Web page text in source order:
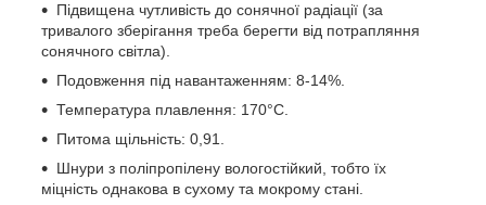
Підвищена чутливість до сонячної радіації (за
тривалого зберігання треба берегти від потрапляння
сонячного світла).
Подовження під навантаженням: 8-14%.
Температура плавлення: 170°С.
Питома щільність: 0,91.
Шнури з поліпропілену вологостійкий, тобто їх
міцність однакова в сухому та мокрому стані.